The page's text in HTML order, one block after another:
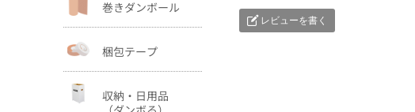
巻きダンボール
梱包テープ
収納・日用品
レビューを書く